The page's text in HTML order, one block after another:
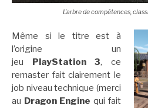
L’arbre de compétences,
Même si le titre est à
l’origine un
jeu
PlayStation 3, ce
remaster fait clairement le
job niveau technique (merci
au Dragon Engine qui fait